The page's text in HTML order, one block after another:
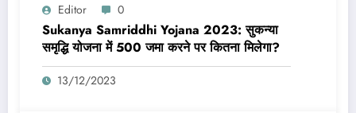
Editor 0
Sukanya Samriddhi Yojana 2023: सुकन्या
समृद्धि योजना में 500 जमा करने पर कितना मिलेगा?
13/12/2023